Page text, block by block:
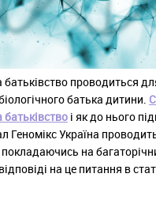
батьківство проводиться
батька дитини.
батьківство і як до нього
Геномікс Україна проводить
покладаючись на
на це питання в